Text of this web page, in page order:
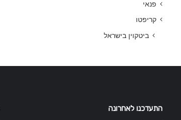
פנאי
קריפטו
ביטקוין בישראל
התעדכנו לאחרונה